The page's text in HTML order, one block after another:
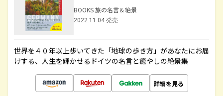
BOOKS 旅の名言＆絶景
2022.11.04 発売
世界を４０年以上歩いてきた「地球の歩き方」があなたにお届
けする、人生を輝かせるドイツの名言と癒やしの絶景集
詳細を見る